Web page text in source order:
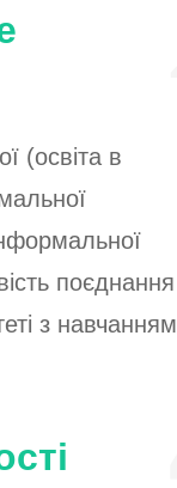
(освіта в
поєднання
з навчанням